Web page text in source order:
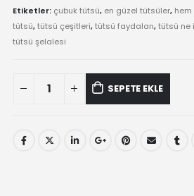
Etiketler: çubuk tütsü, en güzel tütsüler,
tütsü,tütsü çeşitleri,tütsü faydaları,tütsü ne
tütsü şelalesi
Kokulu
SEPETE EKLE